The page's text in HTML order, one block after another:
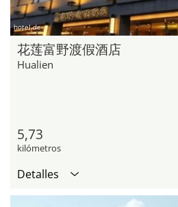
hotel.de
花莲富野渡假酒店
Hualien
5,73
kilómetros
Detalles